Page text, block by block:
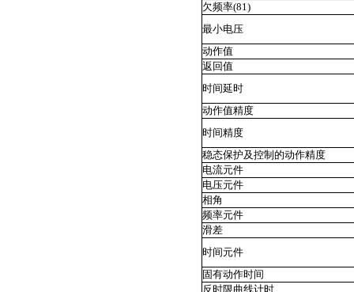
欠频率(81)
最小电压
动作值
返回值
时间延时
动作值精度
时间精度
稳态保护及控制的动作精度
电流元件
电压元件
相角
频率元件
滑差
时间元件
固有动作时间
反时限曲线计时